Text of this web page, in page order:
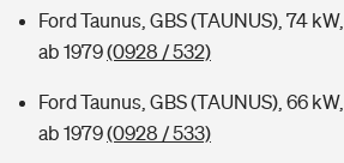
Ford Taunus, GBS (TAUNUS), 74
ab 1979(0928 / 532)
Ford Taunus, GBS (TAUNUS), 66
ab 1979(0928 / 533)